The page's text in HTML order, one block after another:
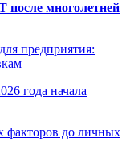
после многолетней
предприятия:
года начала
факторов до личных